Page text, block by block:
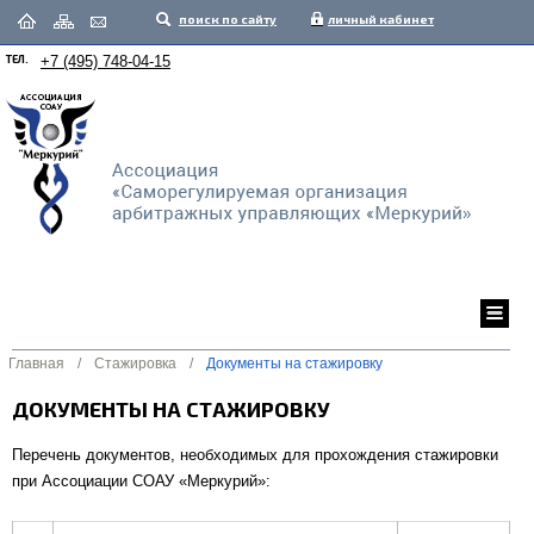
поиск по сайту личный кабинет
ТЕЛ. +7 (495) 748-04-15
Главная / Стажировка / Документы на стажировку
ДОКУМЕНТЫ НА СТАЖИРОВКУ
Перечень документов, необходимых для прохождения стажировки
при Ассоциации СОАУ «Меркурий»: